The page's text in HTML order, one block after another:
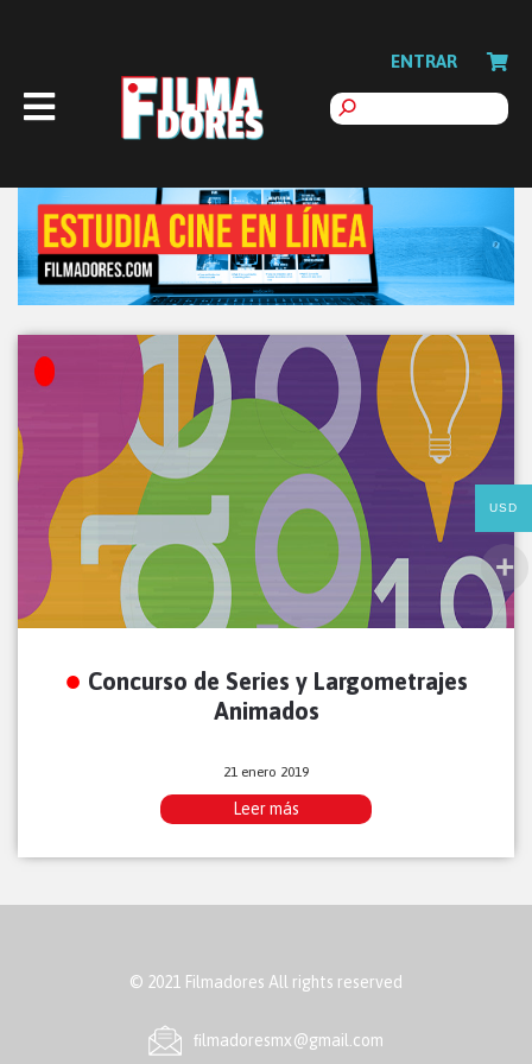
ENTRAR
Concurso de Series y Largometrajes
Animados
21 enero 2019
Leer más
© 2021 Filmadores All rights reserved
ﬁlmadoresmx@gmail.com
USD